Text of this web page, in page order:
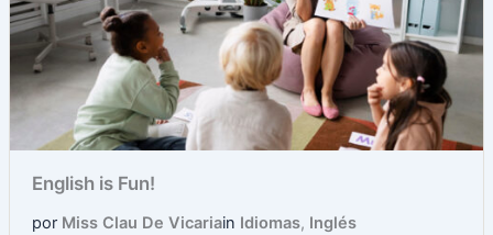
English is Fun!
por Miss Clau De Vicariain Idiomas, Inglés